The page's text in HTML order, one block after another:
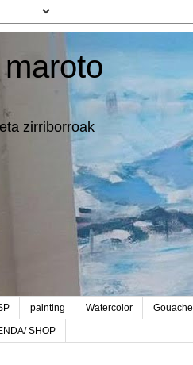
zirriborroak
painting Watercolor Gouache
SHOP